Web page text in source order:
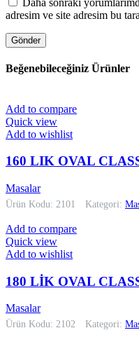
Daha sonraki
adresim ve site adresim bu
Beğenebileceğiniz Ürünler
Add to compare
Quick view
Add to wishlist
160 LIK OVAL
Masalar
Ürün Kodu: 2101 Kategori:
Add to compare
Quick view
Add to wishlist
180 LİK OVAL
Masalar
Ürün Kodu: 2102 Kategori: